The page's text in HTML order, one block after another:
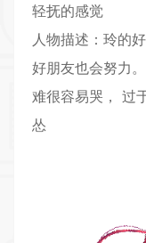
轻抚的感觉
人物描述：玲的
好朋友也会努力
难很容易哭， 过
怂